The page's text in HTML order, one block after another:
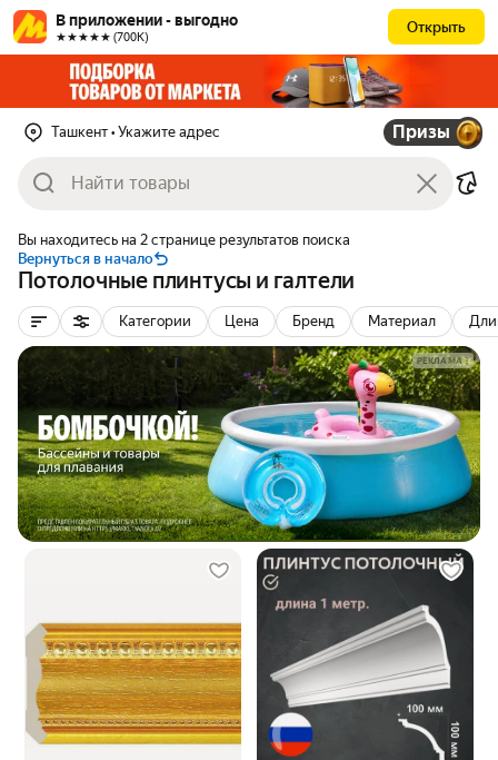
В приложении - выгодно
★★★★★ (700К)
Открыть
Ташкент • Укажите адрес Призы
Вы находитесь на 2 странице результатов поиска
Вернуться в начало
Потолочные плинтусы и галтели
Категории Цена Бренд Материал
РЕКЛАМА